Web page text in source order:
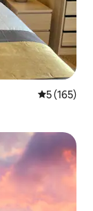
5 av 5 i
5 (165)